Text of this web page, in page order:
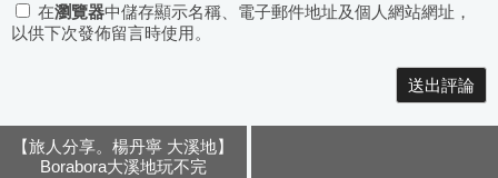
在瀏覽器中儲存顯示名稱、電子郵件地址及個人網站網址，
以供下次發佈留言時使用。
【旅人分享。楊丹寧 大溪地】
Borabora大溪地玩不完